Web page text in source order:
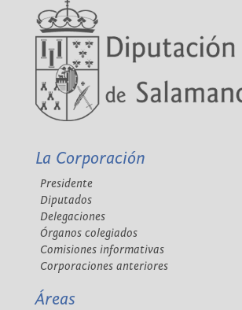
La Corporación
Presidente
Diputados
Delegaciones
Órganos colegiados
Comisiones informativas
Corporaciones anteriores
Áreas